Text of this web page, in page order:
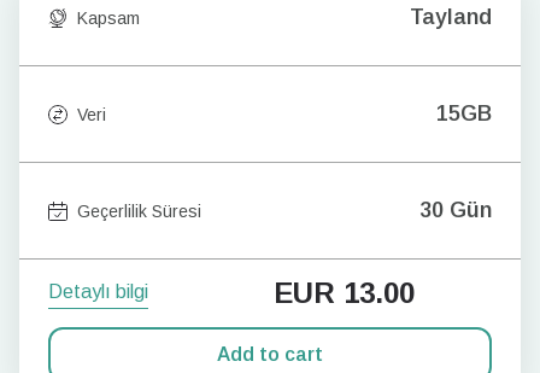
Kapsam Tayland
Veri 15GB
Geçerlilik Süresi 30 Gün
Detaylı bilgi EUR 13.00
Add to cart